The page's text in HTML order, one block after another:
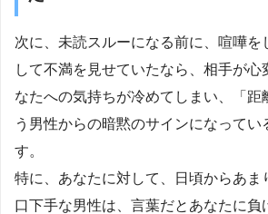
次に、未読スルーになる前に、喧嘩を
して不満を見せていたなら、相手が心
なたへの気持ちが冷めてしまい、「距
う男性からの暗黙のサインになってい
す。
特に、あなたに対して、日頃からあま
口下手な男性は、言葉だとあなたに負